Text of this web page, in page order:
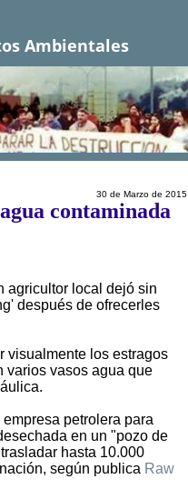
Ambientales
30 de Marzo de 2015
contaminada
agricultor local dejó sin
después de ofrecerles
visualmente los estragos
varios vasos agua que
petrolera para
en un "pozo de
hasta 10.000
según publica Raw